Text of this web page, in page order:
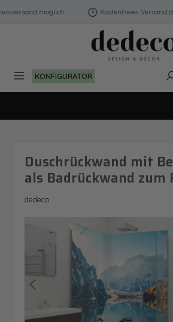
Zum Hauptinhalt springen
möglich Kostenfreier Versand
KONFIGURATOR
Duschrückwand mit
als Badrückwand zum
dedeco